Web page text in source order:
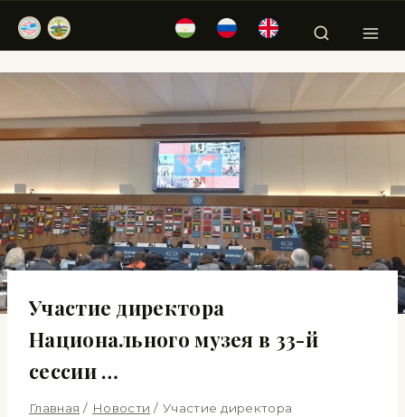
Участие директора
Национального музея в 33-й
сессии …
Главная / Новости / Участие директора